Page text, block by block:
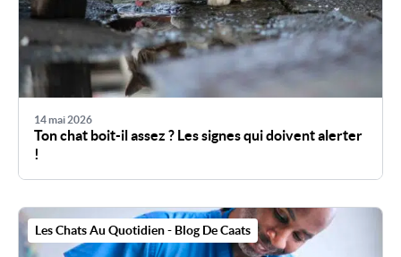
14 mai 2026
Ton chat boit-il assez ? Les signes qui doivent alerter
!
Les Chats Au Quotidien - Blog De Caats